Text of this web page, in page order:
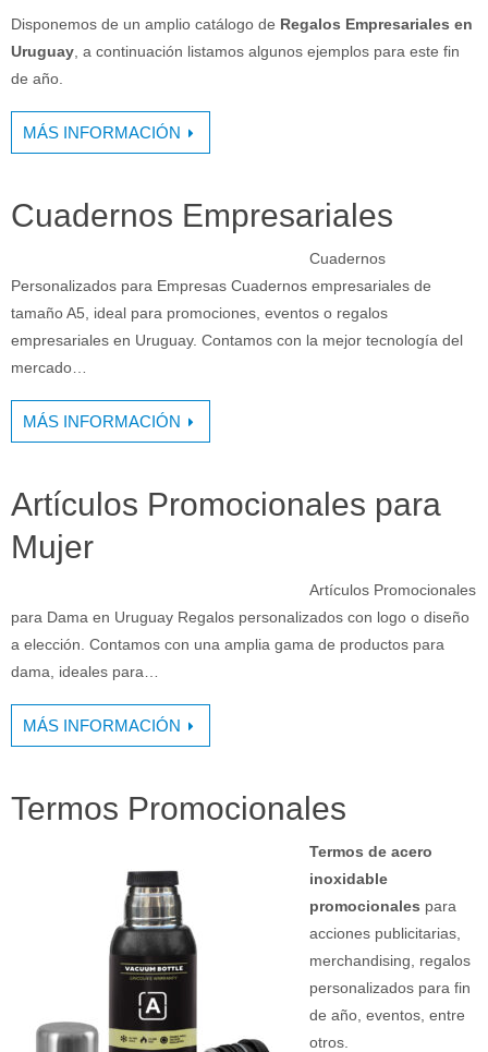
Disponemos de un amplio catálogo de Regalos Empresariales en
Uruguay , a continuación listamos algunos ejemplos para este fin
de año.
MÁS INFORMACIÓN
Cuadernos Empresariales
Cuadernos
Personalizados para Empresas Cuadernos empresariales de
tamaño A5, ideal para promociones, eventos o regalos
empresariales en Uruguay. Contamos con la mejor tecnología del
mercado…
MÁS INFORMACIÓN
Artículos Promocionales para
Mujer
Artículos Promocionales
para Dama en Uruguay Regalos personalizados con logo o diseño
a elección. Contamos con una amplia gama de productos para
dama, ideales para…
MÁS INFORMACIÓN
Termos Promocionales
Termos de acero
inoxidable
promocionales para
acciones publicitarias,
merchandising, regalos
personalizados para fin
de año, eventos, entre
otros.